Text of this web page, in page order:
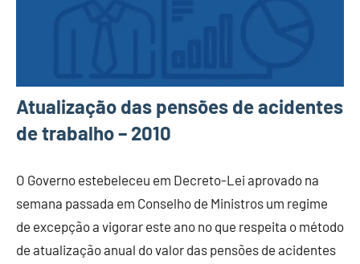
Atualização das pensões de acidentes
de trabalho – 2010
O Governo estebeleceu em Decreto-Lei aprovado na
semana passada em Conselho de Ministros um regime
de excepção a vigorar este ano no que respeita o método
de atualização anual do valor das pensões de acidentes